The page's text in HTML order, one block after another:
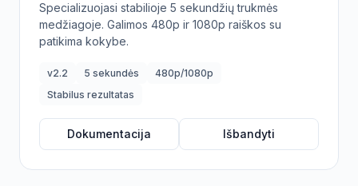
Specializuojasi stabilioje 5 sekundžių trukmės
medžiagoje. Galimos 480p ir 1080p raiškos su
patikima kokybe.
v2.2 5 sekundės
480p/1080p
Stabilus rezultatas
Dokumentacija Išbandyti